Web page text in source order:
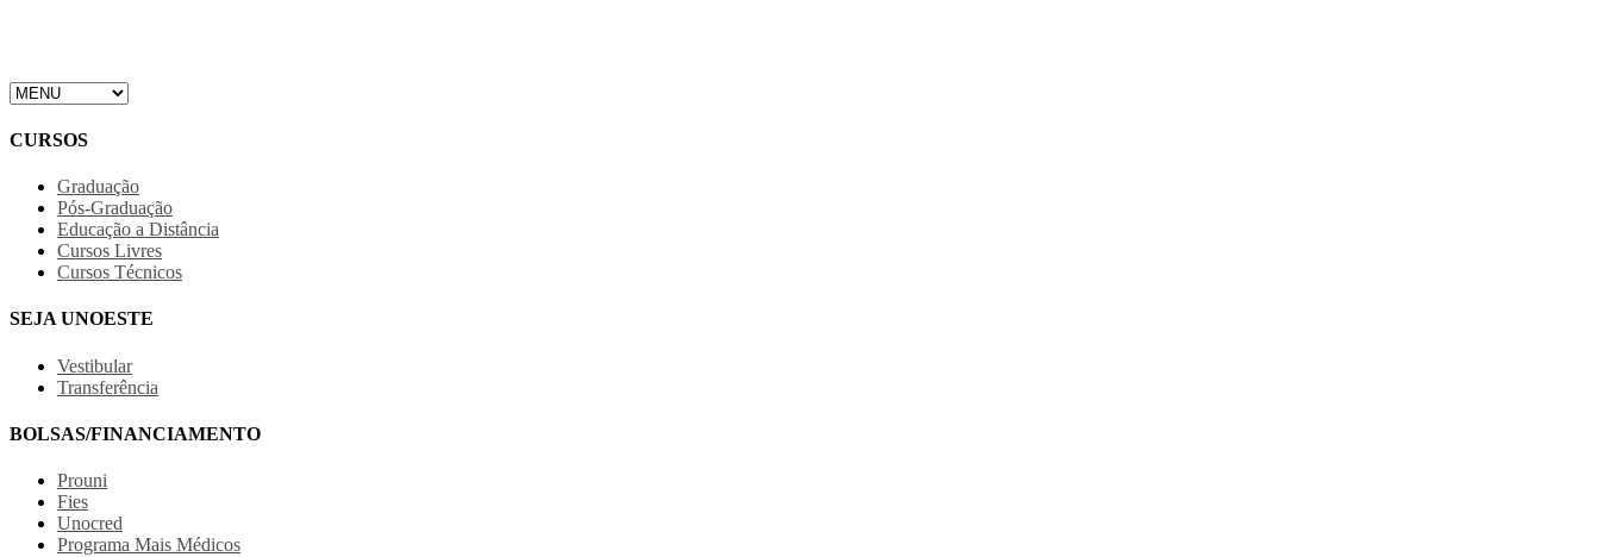
CURSOS
Graduação
Pós-Graduação
Educação a Distância
Cursos Livres
Cursos Técnicos
SEJA UNOESTE
Vestibular
Transferência
BOLSAS/FINANCIAMENTO
Prouni
Fies
Unocred
Programa Mais Médicos